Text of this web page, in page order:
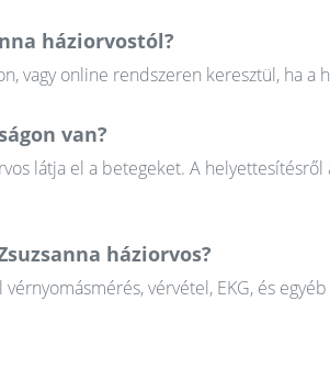
háziorvostól?
vagy online rendszeren keresztül, ha a
van?
látja el a betegeket. A
háziorvos?
vérvétel, EKG, és